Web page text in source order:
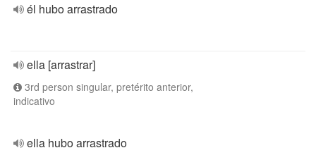
él hubo arrastrado
ella [arrastrar]
3rd person singular, pretérito anterior,
indicativo
ella hubo arrastrado